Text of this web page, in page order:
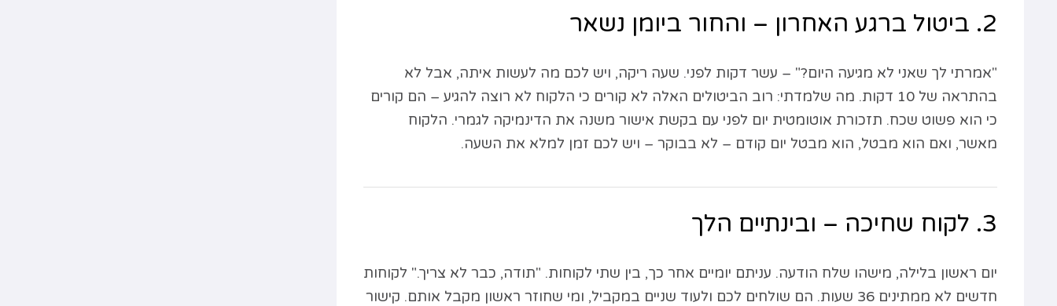
2. ביטול ברגע האחרון – והחור ביומן נשאר
"אמרתי לך שאני לא מגיעה היום?" – עשר דקות לפני. שעה ריקה, ויש לכם מה לעשות איתה, אבל לא
בהתראה של 10 דקות. מה שלמדתי: רוב הביטולים האלה לא קורים כי הלקוח לא רוצה להגיע – הם קורים
כי הוא פשוט שכח. תזכורת אוטומטית יום לפני עם בקשת אישור משנה את הדינמיקה לגמרי. הלקוח
מאשר, ואם הוא מבטל, הוא מבטל יום קודם – לא בבוקר – ויש לכם זמן למלא את השעה.
3. לקוח שחיכה – ובינתיים הלך
יום ראשון בלילה, מישהו שלח הודעה. עניתם יומיים אחר כך, בין שתי לקוחות. "תודה, כבר לא צריך." לקוחות
חדשים לא ממתינים 36 שעות. הם שולחים לכם ולעוד שניים במקביל, ומי שחוזר ראשון מקבל אותם. קישור